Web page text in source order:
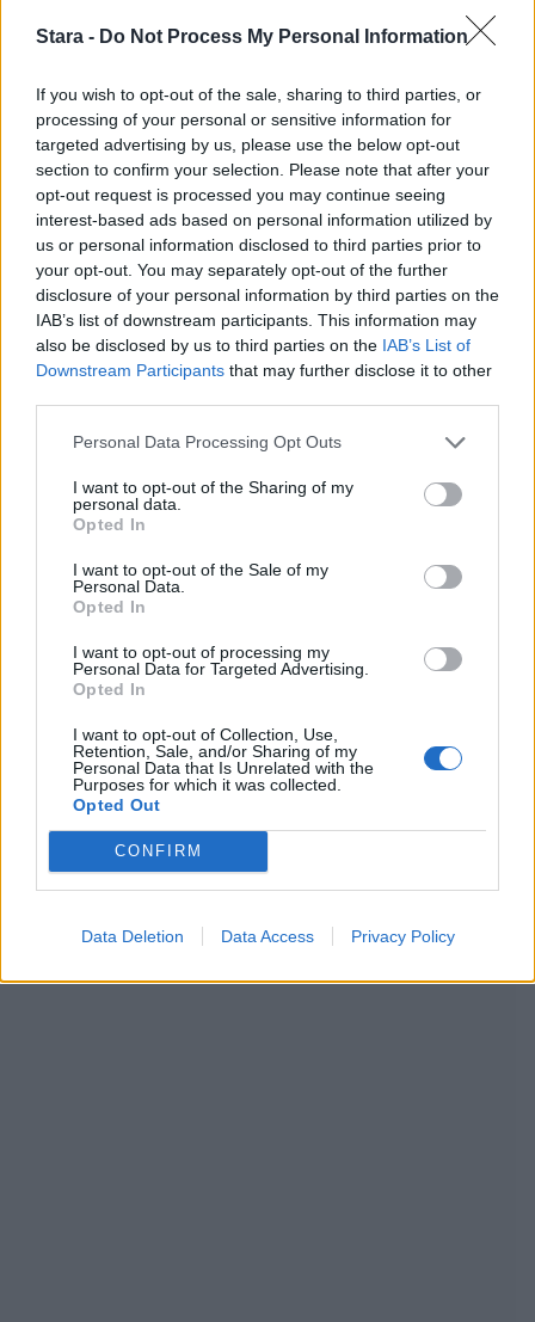
Stara - Do Not Process My Personal Information
If you wish to opt-out of the sale, sharing to third parties, or
processing of your personal or sensitive information for
targeted advertising by us, please use the below opt-out
section to confirm your selection. Please note that after your
opt-out request is processed you may continue seeing
interest-based ads based on personal information utilized by
us or personal information disclosed to third parties prior to
your opt-out. You may separately opt-out of the further
disclosure of your personal information by third parties on the
IAB’s list of downstream participants. This information may
also be disclosed by us to third parties on the IAB’s List of
Downstream Participants that may further disclose it to other
Personal Data Processing Opt Outs
I want to opt-out of the Sharing of my
personal data.
Opted In
I want to opt-out of the Sale of my
Personal Data.
Opted In
I want to opt-out of processing my
Personal Data for Targeted Advertising.
Opted In
I want to opt-out of Collection, Use,
Retention, Sale, and/or Sharing of my
Personal Data that Is Unrelated with the
Purposes for which it was collected.
Opted Out
CONFIRM
Data Deletion Data Access Privacy Policy
gatekeeper in relation to the App Store and
iOS#DMA👉https://t.co/kbUaQYY3rR
— EU Court of Justice
(@EUCourtPress)July 8,
2026
Voit lisätä Staran Googlen ensisijaiseksi
lähteeksiklikkaamalla tästäja ruksittamalla
laatikon. Voit myös lukea lisää tähän artikkeliin
liittyvistä teemoista ja aiheista, kuten
Apple
samasta aihealueestaDigi-osioistamme.
Ilmoita virheestä·Tietoa meistä·Toimitusperiaatteet